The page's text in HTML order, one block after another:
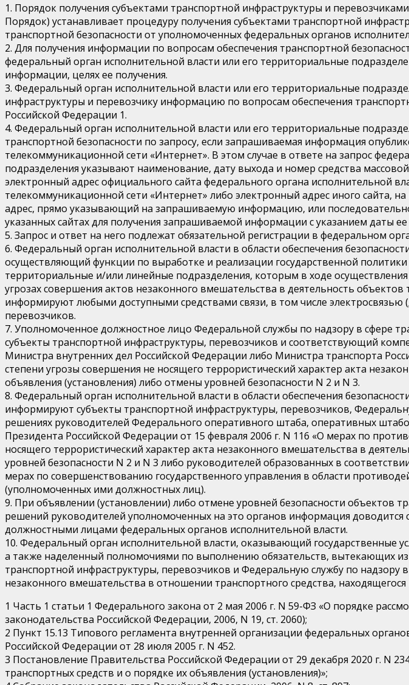
1. Порядок получения субъектами транспортной инфраструктуры и
Порядок) устанавливает процедуру получения субъектами транспортной
транспортной безопасности от уполномоченных федеральных органов
2. Для получения информации по вопросам обеспечения транспортной
федеральный орган исполнительной власти или его территориальные
информации, целях ее получения.
3. Федеральный орган исполнительной власти или его территориальные
инфраструктуры и перевозчику информацию по вопросам обеспечения
Российской Федерации 1.
4. Федеральный орган исполнительной власти или его территориальные
транспортной безопасности по запросу, если запрашиваемая информация
телекоммуникационной сети «Интернет». В этом случае в ответе на запрос
подразделения указывают наименование, дату выхода и номер средства
электронный адрес официального сайта федерального органа исполнительной
телекоммуникационной сети «Интернет» либо электронный адрес иного
адрес, прямо указывающий на запрашиваемую информацию, или
указанных сайтах для получения запрашиваемой информации с указанием даты
5. Запрос и ответ на него подлежат обязательной регистрации в федеральном
6. Федеральный орган исполнительной власти в области обеспечения
осуществляющий функции по выработке и реализации государственной
территориальные и/или линейные подразделения, которым в ходе
угрозах совершения актов незаконного вмешательства в деятельность
информируют любыми доступными средствами связи, в том числе
перевозчиков.
7. Уполномоченное должностное лицо Федеральной службы по надзору в сфере
субъекты транспортной инфраструктуры, перевозчиков и соответствующий
Министра внутренних дел Российской Федерации либо Министра транспорта
степени угрозы совершения не носящего террористический характер акта
объявления (установления) либо отмены уровней безопасности N 2 и N 3.
8. Федеральный орган исполнительной власти в области обеспечения
информируют субъекты транспортной инфраструктуры, перевозчиков,
решениях руководителей Федерального оперативного штаба, оперативных
Президента Российской Федерации от 15 февраля 2006 г. N 116 «О мерах по
носящего террористический характер акта незаконного вмешательства в
уровней безопасности N 2 и N 3 либо руководителей образованных в
мерах по совершенствованию государственного управления в области
(уполномоченных ими должностных лиц).
9. При объявлении (установлении) либо отмене уровней безопасности объектов
решений руководителей уполномоченных на это органов информация
должностными лицами федеральных органов исполнительной власти.
10. Федеральный орган исполнительной власти, оказывающий государственные
а также наделенный полномочиями по выполнению обязательств, вытекающих
транспортной инфраструктуры, перевозчиков и Федеральную службу по надзору
незаконного вмешательства в отношении транспортного средства,
1 Часть 1 статьи 1 Федерального закона от 2 мая 2006 г. N 59-ФЗ «О порядке
законодательства Российской Федерации, 2006, N 19, ст. 2060);
2 Пункт 15.13 Типового регламента внутренней организации федеральных
Российской Федерации от 28 июля 2005 г. N 452.
3 Постановление Правительства Российской Федерации от 29 декабря 2020 г. N
транспортных средств и о порядке их объявления (установления)»;